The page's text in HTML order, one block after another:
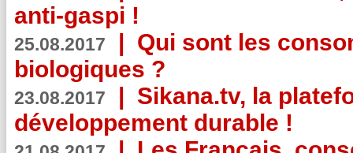
anti-gaspi !
25.08.2017 | Qui sont les
biologiques ?
23.08.2017 | Sikana.tv, la
développement durable !